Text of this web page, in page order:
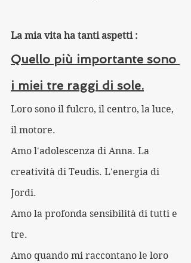
La mia vita ha tanti aspetti :
Quello più importante sono
i miei tre raggi di sole.
Loro sono il fulcro, il centro, la luce,
il motore.
Amo l'adolescenza di Anna. La
creatività di Teudis. L'energia di
Jordi.
Amo la profonda sensibilità di tutti e
tre.
Amo quando mi raccontano le loro